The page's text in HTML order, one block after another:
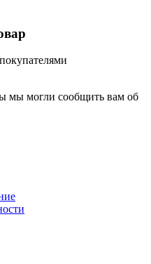
мы могли сообщить вам об